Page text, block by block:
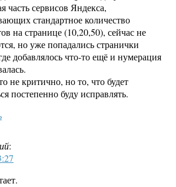
часть сервисов Яндекса,
стандартное количество
на странице (10,20,50), сейчас не
но уже попадались странички
добавлялось что-то ещё и нумерация
не критично, но то, что будет
постепенно буду исправлять.
: